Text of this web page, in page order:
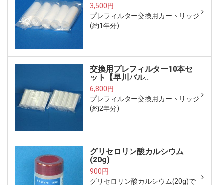
3,500円
プレフィルター交換用カートリッジ
(約1年分)
交換用プレフィルター10本セ
ット【早川バル..
6,800円
プレフィルター交換用カートリッジ
(約2年分)
グリセロリン酸カルシウム
(20g)
900円
グリセロリン酸カルシウム(20g)で